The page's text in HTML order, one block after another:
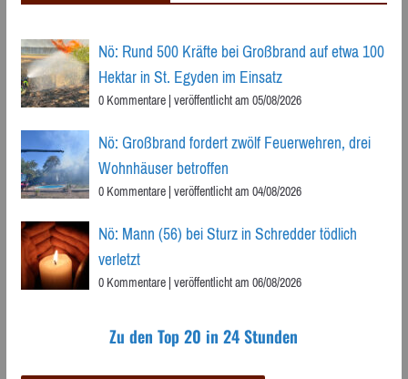
Nö: Rund 500 Kräfte bei Großbrand auf etwa 100
Hektar in St. Egyden im Einsatz
0 Kommentare|veröffentlicht am 05/08/2026
Nö: Großbrand fordert zwölf Feuerwehren, drei
Wohnhäuser betroffen
0 Kommentare|veröffentlicht am 04/08/2026
Nö: Mann (56) bei Sturz in Schredder tödlich
verletzt
0 Kommentare|veröffentlicht am 06/08/2026
Zu den Top 20 in 24 Stunden